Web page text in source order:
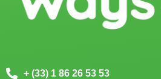
+ (33) 1 86 26 53 53